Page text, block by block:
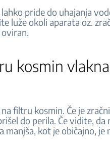
pride do uhajanja
luže okoli aparata oz.
kosmin
filtru kosmin. Če je
do perila. Če vidite, da
manjša, kot je običajno, je